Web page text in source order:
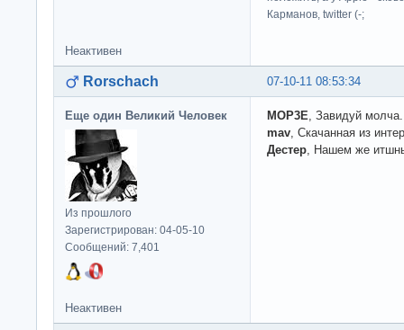
Карманов, twitter (-;
Неактивен
07-10-11 08:53:34
Rorschach
Еще один Великий Человек
Из прошлого
Зарегистрирован: 04-05-10
Сообщений: 7,401
MOP3E, Завидуй молча.
mav, Скачанная из
Дестер, Нашем же
Неактивен